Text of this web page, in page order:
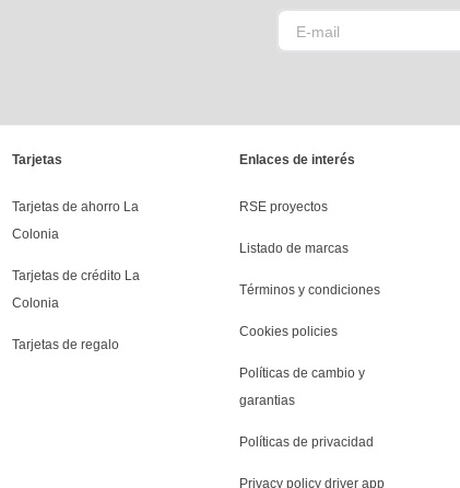
Tarjetas
Tarjetas de ahorro La
Colonia
Tarjetas de crédito La
Colonia
Tarjetas de regalo
Enlaces de interés
RSE proyectos
Listado de marcas
Términos y condiciones
Cookies policies
Políticas de cambio y
garantias
Políticas de privacidad
Privacy policy driver app